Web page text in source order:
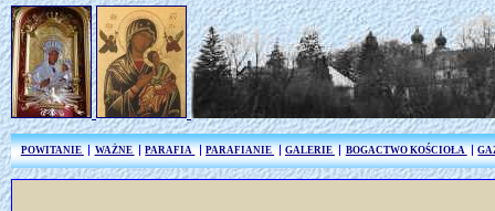
POWITANIE WAŻNE PARAFIA PARAFIANIE GALERIE BOGACTWO KOŚCIOŁA